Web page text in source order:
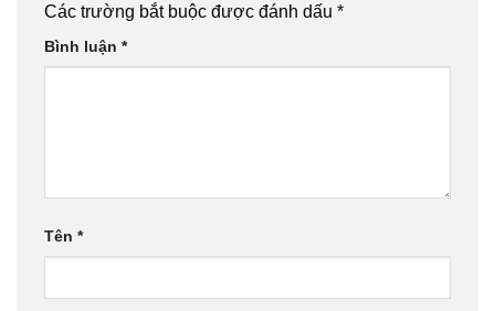
Các trường bắt buộc được đánh dấu *
Bình luận *
Tên *